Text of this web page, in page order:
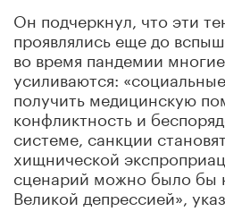
Он подчеркнул, что эти
проявлялись еще до
во время пандемии
усиливаются:
получить медицинскую
конфликтность и
системе, санкции
хищнической
сценарий можно было бы
Великой депрессией»,